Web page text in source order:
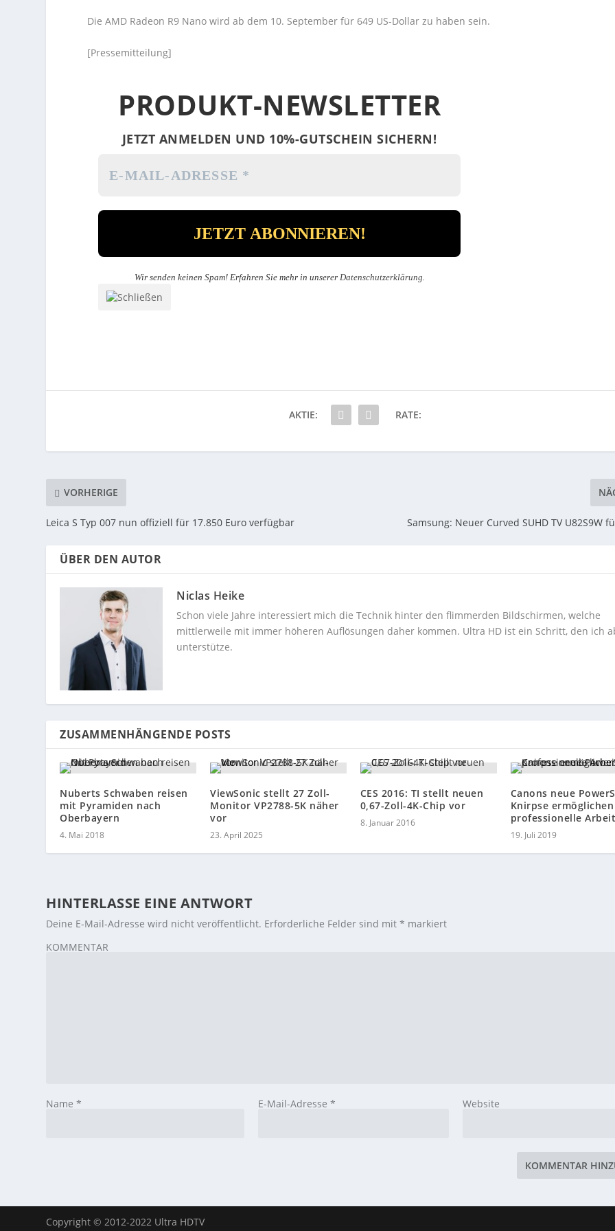
Die AMD Radeon R9 Nano wird ab dem 10. September für 649 US-Dollar zu haben sein.
[Pressemitteilung]
PRODUKT-NEWSLETTER
JETZT ANMELDEN UND 10%-GUTSCHEIN SICHERN!
Wir senden keinen Spam! Erfahren Sie mehr in unserer Datenschutzerklärung
AKTIE: RATE:
VORHERIGE
Leica S Typ 007 nun offiziell für 17.850 Euro verfügbar Samsung: Neuer Curved SUHD TV U82S9W
ÜBER DEN AUTOR
Niclas Heike
Schon viele Jahre interessiert mich die Technik hinter den flimmerden Bildschirmen, welche
mittlerweile mit immer höheren Auflösungen daher kommen. Ultra HD ist ein Schritt, den ich
unterstütze.
ZUSAMMENHÄNGENDE POSTS
Nuberts Schwaben reisen
mit Pyramiden nach
Oberbayern
4. Mai 2018
ViewSonic stellt 27 Zoll-
Monitor VP2788-5K näher
vor
23. April 2025
CES 2016: TI stellt neuen
0,67-Zoll-4K-Chip vor
8. Januar 2016
Canons neue
Knirpse ermöglichen
professionelle Arbeit
19. Juli 2019
HINTERLASSE EINE ANTWORT
Deine E-Mail-Adresse wird nicht veröffentlicht. Erforderliche Felder sind mit* markiert
KOMMENTAR
Name* E-Mail-Adresse * Website
Copyright © 2012-2022 Ultra HDTV